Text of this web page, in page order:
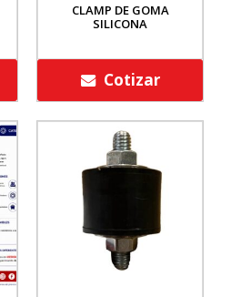
CLAMP DE GOMA
SILICONA
Cotizar